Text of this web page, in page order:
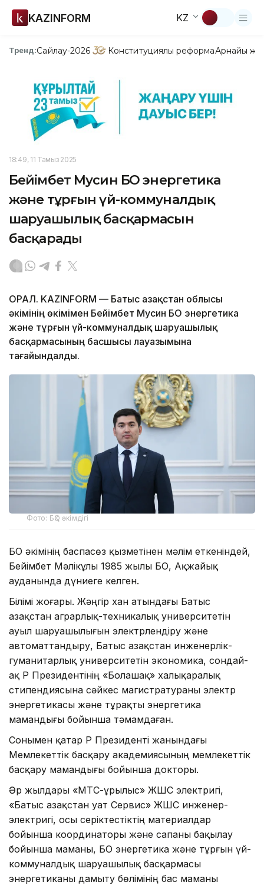
KAZINFORM KZ
Тренд:Сайлау-2026 Конституциялық реформаАрнайы
18:49, 11 Тамыз 2025
Бейімбет Мусин БҚО энергетика
және тұрғын үй-коммуналдық
шаруашылық басқармасын
басқарады
ОРАЛ. KAZINFORM — Батыс Қазақстан облысы
әкімінің өкімімен Бейімбет Мусин БҚО энергетика
және тұрғын үй-коммуналдық шаруашылық
басқармасының басшысы лауазымына
тағайындалды.
Фото: БҚО әкімдігі
БҚО әкімінің баспасөз қызметінен мәлім еткеніндей,
Бейімбет Мәлікұлы 1985 жылы БҚО, Ақжайық
ауданында дүниеге келген.
Білімі жоғары. Жәңгір хан атындағы Батыс
Қазақстан аграрлық-техникалық университетін
ауыл шаруашылығын электрлендіру және
автоматтандыру, Батыс Қазақстан инженерлік-
гуманитарлық университетін экономика, сондай-
ақ ҚР Президентінің «Болашақ» халықаралық
стипендиясына сәйкес магистратураны электр
энергетикасы және тұрақты энергетика
мамандығы бойынша тәмамдаған.
Сонымен қатар ҚР Президенті жанындағы
Мемлекеттік басқару академиясының мемлекеттік
басқару мамандығы бойынша докторы.
Әр жылдары «МТС-Құрылыс» ЖШС электригі,
«Батыс Қазақстан Қуат Сервис» ЖШС инженер-
электригі, осы серіктестіктің материалдар
бойынша координаторы және сапаны бақылау
бойынша маманы, БҚО энергетика және тұрғын үй-
коммуналдық шаруашылық басқармасы
энергетиканы дамыту бөлімінің бас маманы